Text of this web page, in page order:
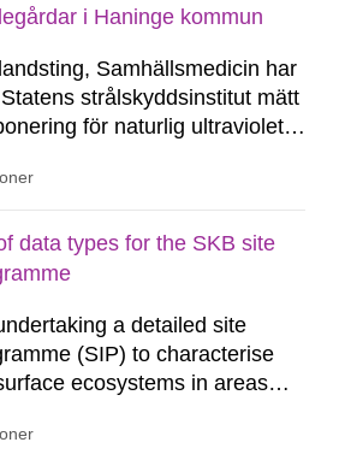
Studsvik, Sweden. Shankar
i Haninge kommun
Samhällsmedicin har
strålskyddsinstitut mätt
för naturlig ultraviolett
av Statens
öka kunskapen om
data types for the SKB site
a detailed site
(SIP) to characterise
ecosystems in areas
This report reviews site